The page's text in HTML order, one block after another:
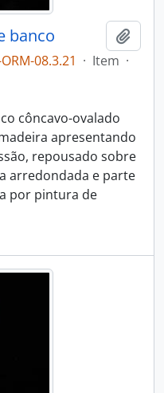
banco
08.3.21 · Item ·
côncavo-ovalado
apresentando
repousado sobre
arredondada e parte
por pintura de